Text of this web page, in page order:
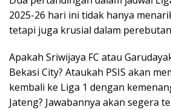
2025-26 hari ini tidak hanya
tetapi juga krusial dalam
Apakah Sriwijaya FC atau
Bekasi City? Ataukah PSIS akan
kembali ke Liga 1 dengan
Jateng? Jawabannya akan segera